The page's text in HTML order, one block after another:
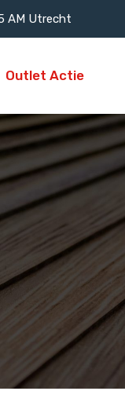
AM Utrecht
Outlet Actie